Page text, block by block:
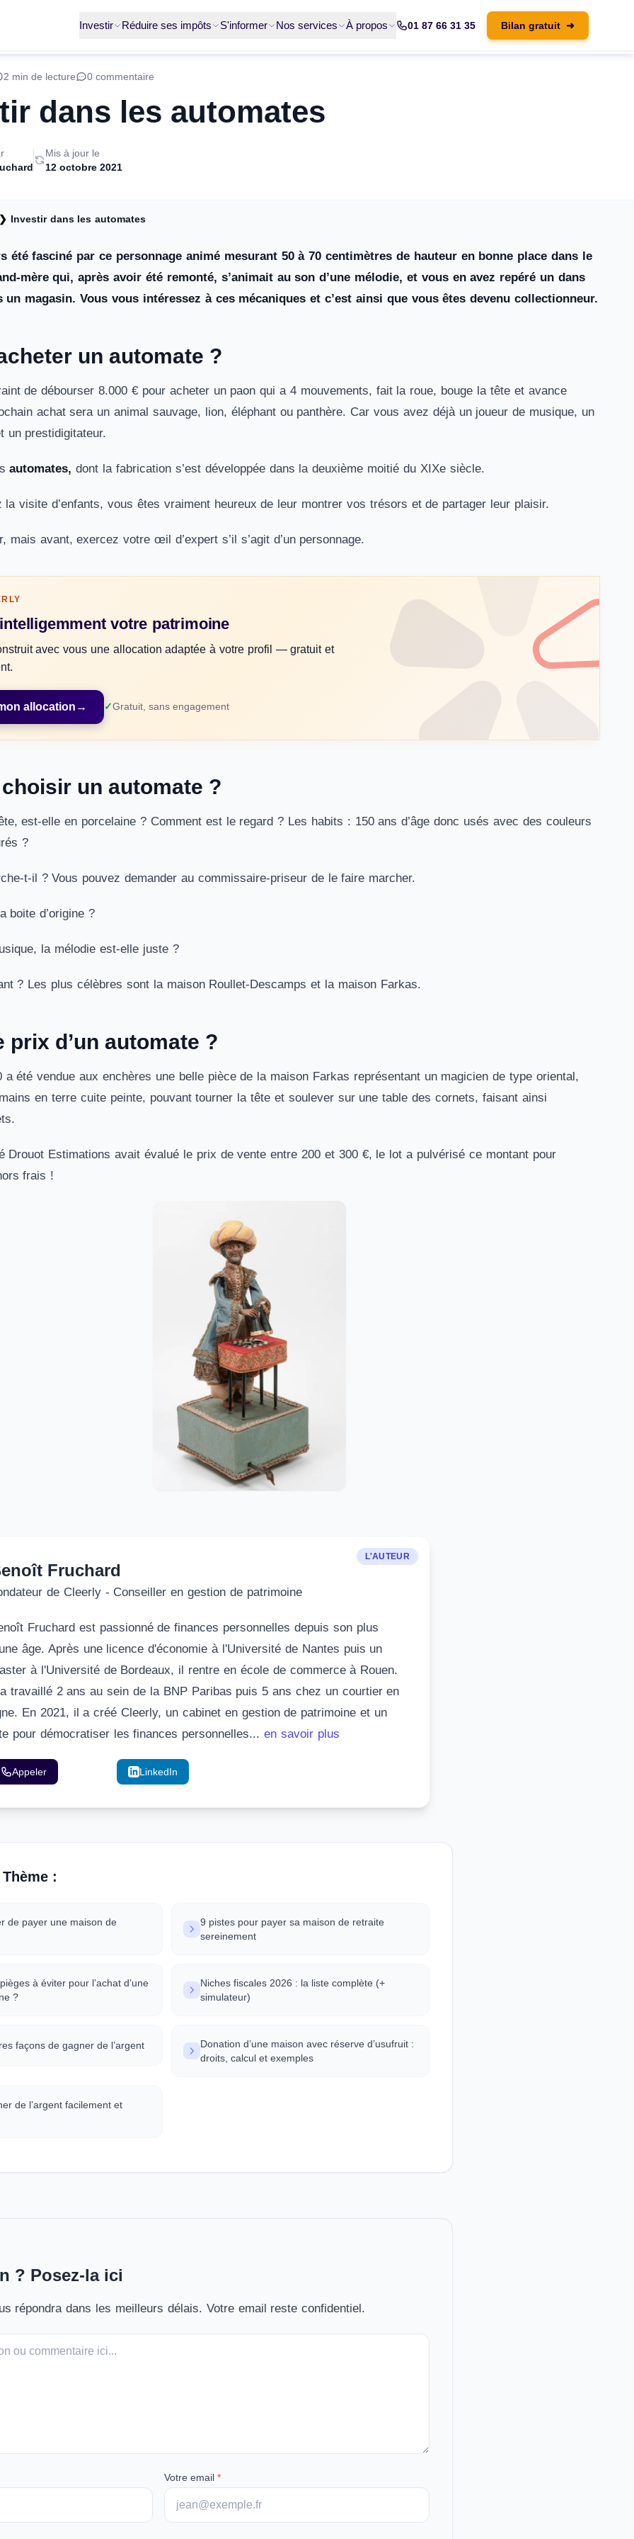
Investir Réduire ses impôts S'informer Nos services À propos 01 87 66 31 35 Bilan gratuit ➜
2 min de lecture 0 commentaire
dans les automates
Mis à jour le
12 octobre 2021
Investir dans les automates
été fasciné par ce personnage animé mesurant 50 à 70 centimètres de hauteur en bonne place dans le
mère qui, après avoir été remonté, s’animait au son d’une mélodie, et vous en avez repéré un dans
un magasin. Vous vous intéressez à ces mécaniques et c’est ainsi que vous êtes devenu collectionneur.
un automate ?
de débourser 8.000 € pour acheter un paon qui a 4 mouvements, fait la roue, bouge la tête et avance
achat sera un animal sauvage, lion, éléphant ou panthère. Car vous avez déjà un joueur de musique, un
un prestidigitateur.
automates, dont la fabrication s’est développée dans la deuxième moitié du XIXe siècle.
la visite d’enfants, vous êtes vraiment heureux de leur montrer vos trésors et de partager leur plaisir.
mais avant, exercez votre œil d’expert s’il s’agit d’un personnage.
votre patrimoine
avec vous une allocation adaptée à votre profil — gratuit et
allocation → Gratuit, sans engagement
un automate ?
est-elle en porcelaine ? Comment est le regard ? Les habits : 150 ans d’âge donc usés avec des couleurs
?
t-il ? Vous pouvez demander au commissaire-priseur de le faire marcher.
boite d’origine ?
la mélodie est-elle juste ?
? Les plus célèbres sont la maison Roullet-Descamps et la maison Farkas.
prix d’un automate ?
a été vendue aux enchères une belle pièce de la maison Farkas représentant un magicien de type oriental,
en terre cuite peinte, pouvant tourner la tête et soulever sur une table des cornets, faisant ainsi
Drouot Estimations avait évalué le prix de vente entre 200 et 300 €, le lot a pulvérisé ce montant pour
frais !
L'AUTEUR
Fruchard
de Cleerly - Conseiller en gestion de patrimoine
Fruchard est passionné de finances personnelles depuis son plus
âge. Après une licence d'économie à l'Université de Nantes puis un
à l'Université de Bordeaux, il rentre en école de commerce à Rouen.
travaillé 2 ans au sein de la BNP Paribas puis 5 ans chez un courtier en
En 2021, il a créé Cleerly, un cabinet en gestion de patrimoine et un
pour démocratiser les finances personnelles...en savoir plus
Appeler LinkedIn
:
de payer une maison de
9 pistes pour payer sa maison de retraite
sereinement
à éviter pour l’achat d’une
?
Niches fiscales 2026 : la liste complète (+
simulateur)
façons de gagner de l’argent
Donation d’une maison avec réserve d’usufruit :
droits, calcul et exemples
de l’argent facilement et
? Posez-la ici
répondra dans les meilleurs délais. Votre email reste confidentiel.
Votre email *